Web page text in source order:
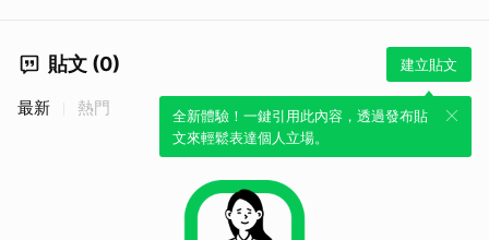
貼文 (0) 建立貼文
全新體驗！一鍵引用此內容，透過發布貼
文來輕鬆表達個人立場。
最新 熱門 取消